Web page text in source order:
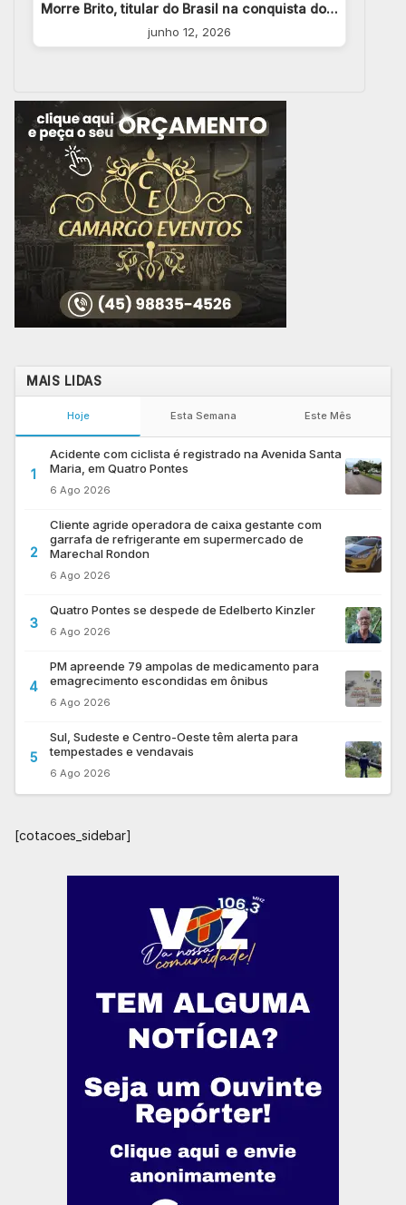
Morre Brito, titular do Brasil na conquista do…
junho 12, 2026
MAIS LIDAS
Hoje Esta Semana Este Mês
1
Acidente com ciclista é registrado na Avenida Santa
Maria, em Quatro Pontes
6 Ago 2026
2
Cliente agride operadora de caixa gestante com
garrafa de refrigerante em supermercado de
Marechal Rondon
6 Ago 2026
3
Quatro Pontes se despede de Edelberto Kinzler
6 Ago 2026
4
PM apreende 79 ampolas de medicamento para
emagrecimento escondidas em ônibus
6 Ago 2026
5
Sul, Sudeste e Centro-Oeste têm alerta para
tempestades e vendavais
6 Ago 2026
[cotacoes_sidebar]